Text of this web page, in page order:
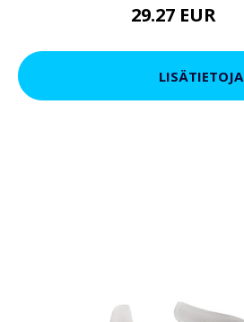
29.27 EUR
LISÄTIETOJA